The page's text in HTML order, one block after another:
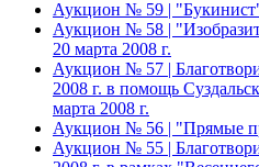
Аукцион № 59 | "Букинист"
Аукцион № 58 |
20 марта 2008 г.
Аукцион № 57 |
2008 г. в помощь
марта 2008 г.
Аукцион № 56 | "Прямые
Аукцион № 55 |